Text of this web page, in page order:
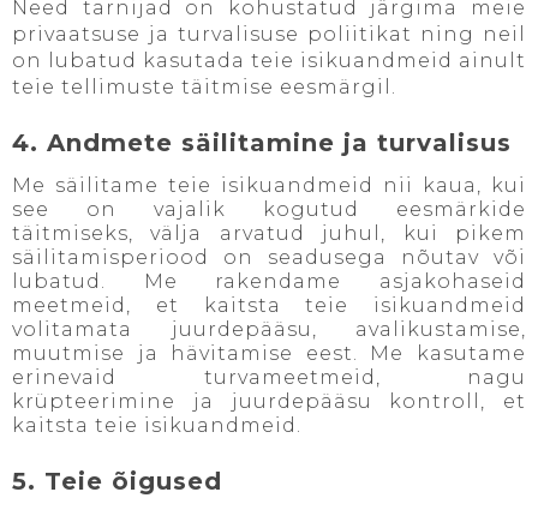
Need tarnijad on kohustatud järgima meie
privaatsuse ja turvalisuse poliitikat ning neil
on lubatud kasutada teie isikuandmeid ainult
teie tellimuste täitmise eesmärgil.
4. Andmete säilitamine ja turvalisus
Me säilitame teie isikuandmeid nii kaua, kui
see on vajalik kogutud eesmärkide
täitmiseks, välja arvatud juhul, kui pikem
säilitamisperiood on seadusega nõutav või
lubatud. Me rakendame asjakohaseid
meetmeid, et kaitsta teie isikuandmeid
volitamata juurdepääsu, avalikustamise,
muutmise ja hävitamise eest. Me kasutame
erinevaid turvameetmeid, nagu
krüpteerimine ja juurdepääsu kontroll, et
kaitsta teie isikuandmeid.
5. Teie õigused